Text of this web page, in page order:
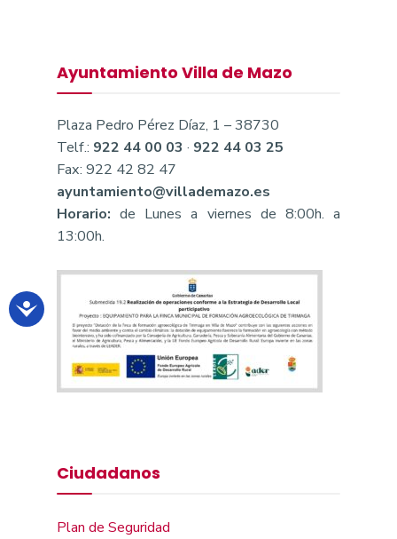
Ayuntamiento Villa de Mazo
Plaza Pedro Pérez Díaz, 1 – 38730
Telf.: 922 44 00 03 · 922 44 03 25
Fax: 922 42 82 47
ayuntamiento@villademazo.es
Horario: de Lunes a viernes de 8:00h. a
13:00h.
Ciudadanos
Plan de Seguridad